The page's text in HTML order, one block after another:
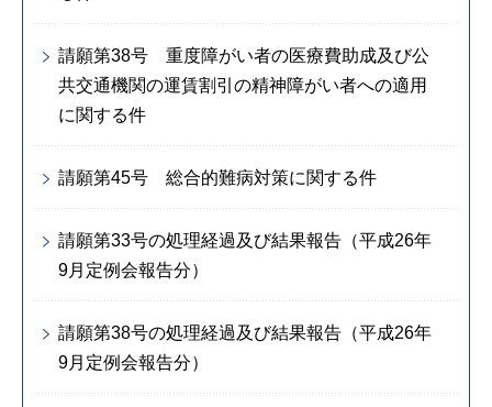
請願第38号 重度障がい者の医療費助成及び公
共交通機関の運賃割引の精神障がい者への適用
に関する件
請願第45号 総合的難病対策に関する件
請願第33号の処理経過及び結果報告（平成26年
9月定例会報告分）
請願第38号の処理経過及び結果報告（平成26年
9月定例会報告分）